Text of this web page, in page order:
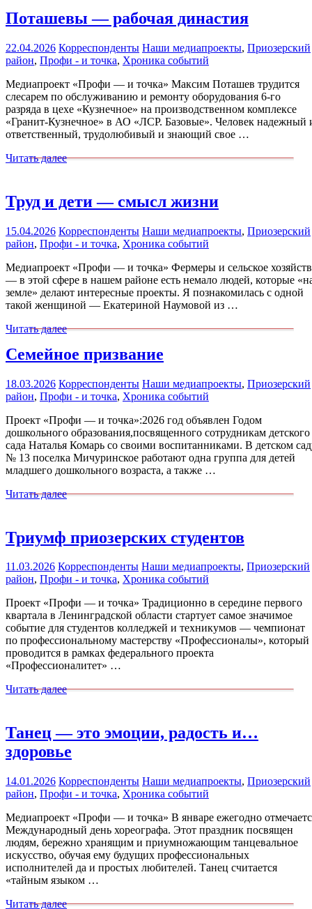
Поташевы — рабочая династия
22.04.2026 Корреспонденты Наши медиапроекты, Приозерский
район, Профи - и точка, Хроника событий
Медиапроект «Профи — и точка» Максим Поташев трудится
слесарем по обслуживанию и ремонту оборудования 6-го
разряда в цехе «Кузнечное» на производственном комплексе
«Гранит-Кузнечное» в АО «ЛСР. Базовые». Человек надежный
ответственный, трудолюбивый и знающий свое …
Читать далее
Труд и дети — смысл жизни
15.04.2026 Корреспонденты Наши медиапроекты, Приозерский
район, Профи - и точка, Хроника событий
Медиапроект «Профи — и точка» Фермеры и сельское
— в этой сфере в нашем районе есть немало людей, которые
земле» делают интересные проекты. Я познакомилась с одной
такой женщиной — Екатериной Наумовой из …
Читать далее
Семейное призвание
18.03.2026 Корреспонденты Наши медиапроекты, Приозерский
район, Профи - и точка, Хроника событий
Проект «Профи — и точка»:2026 год объявлен Годом
дошкольного образования,посвященного сотрудникам детского
сада Наталья Комарь со своими воспитанниками. В детском
№ 13 поселка Мичуринское работают одна группа для детей
младшего дошкольного возраста, а также …
Читать далее
Триумф приозерских студентов
11.03.2026 Корреспонденты Наши медиапроекты, Приозерский
район, Профи - и точка, Хроника событий
Проект «Профи — и точка» Традиционно в середине первого
квартала в Ленинградской области стартует самое значимое
событие для студентов колледжей и техникумов — чемпионат
по профессиональному мастерству «Профессионалы», который
проводится в рамках федерального проекта
«Профессионалитет» …
Читать далее
Танец — это эмоции, радость и…
здоровье
14.01.2026 Корреспонденты Наши медиапроекты, Приозерский
район, Профи - и точка, Хроника событий
Медиапроект «Профи — и точка» В январе ежегодно
Международный день хореографа. Этот праздник посвящен
людям, бережно хранящим и приумножающим танцевальное
искусство, обучая ему будущих профессиональных
исполнителей да и простых любителей. Танец считается
«тайным языком …
Читать далее